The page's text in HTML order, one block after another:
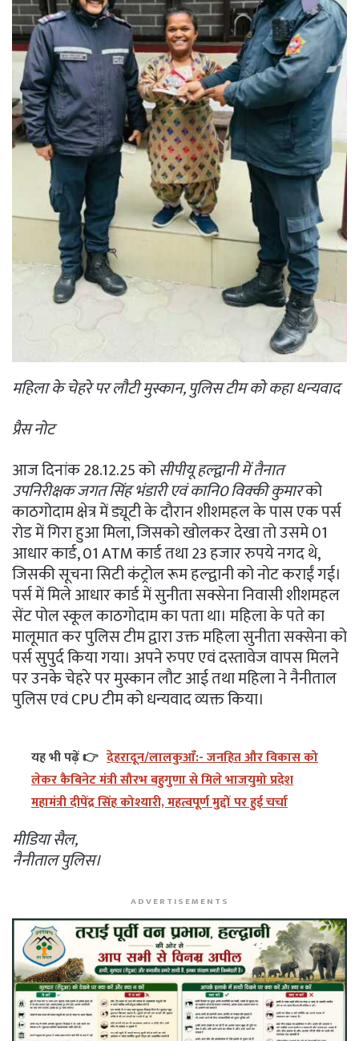
महिला के चेहरे पर लौटी मुस्कान, पुलिस टीम को कहा धन्यवाद
प्रैस नोट
आज दिनांक 28.12.25 कोसीपीयू हल्द्वानी में तैनात
उपनिरीक्षक जगत सिंह भंडारी एवं कानि0 विक्की कुमारको
काठगोदाम क्षेत्र में ड्यूटी के दौरान शीशमहल के पास एक पर्स
रोड में गिरा हुआ मिला, जिसको खोलकर देखा तो उसमे 01
आधार कार्ड, 01 ATM कार्ड तथा 23 हजार रुपये नगद थे,
जिसकी सूचना सिटी कंट्रोल रूम हल्द्वानी को नोट कराईं गई।
पर्स में मिले आधार कार्ड में सुनीता सक्सेना निवासी शीशमहल
सेंट पोल स्कूल काठगोदाम का पता था। महिला के पते का
मालूमात कर पुलिस टीम द्वारा उक्त महिला सुनीता सक्सेना को
पर्स सुपुर्द किया गया। अपने रुपए एवं दस्तावेज वापस मिलने
पर उनके चेहरे पर मुस्कान लौट आई तथा महिला ने नैनीताल
पुलिस एवं CPU टीम को धन्यवाद व्यक्त किया।
यह भी पढ़ें 👉 देहरादून/लालकुआँ:- जनहित और विकास को
लेकर कैबिनेट मंत्री सौरभ बहुगुणा से मिले भाजयुमो प्रदेश
महामंत्री दीपेंद्र सिंह कोश्यारी, महत्वपूर्ण मुद्दों पर हुई चर्चा
मीडिया सैल,
नैनीताल पुलिस।
ADVERTISEMENTS